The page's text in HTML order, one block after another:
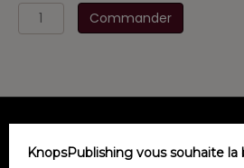
quantité
de
Commander
KnopsPublishing vous souhaite la